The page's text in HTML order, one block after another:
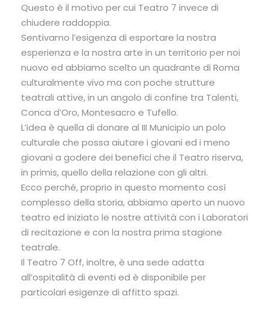
Questo è il motivo per cui Teatro 7 invece di
chiudere raddoppia.
Sentivamo l’esigenza di esportare la nostra
esperienza e la nostra arte in un territorio per noi
nuovo ed abbiamo scelto un quadrante di Roma
culturalmente vivo ma con poche strutture
teatrali attive, in un angolo di confine tra Talenti,
Conca d’Oro, Montesacro e Tufello.
L’idea è quella di donare al III Municipio un polo
culturale che possa aiutare i giovani ed i meno
giovani a godere dei benefici che il Teatro riserva,
in primis, quello della relazione con gli altri.
Ecco perché, proprio in questo momento così
complesso della storia, abbiamo aperto un nuovo
teatro ed iniziato le nostre attività con i Laboratori
di recitazione e con la nostra prima stagione
teatrale.
Il Teatro 7 Off, inoltre, è una sede adatta
all’ospitalità di eventi ed è disponibile per
particolari esigenze di affitto spazi.